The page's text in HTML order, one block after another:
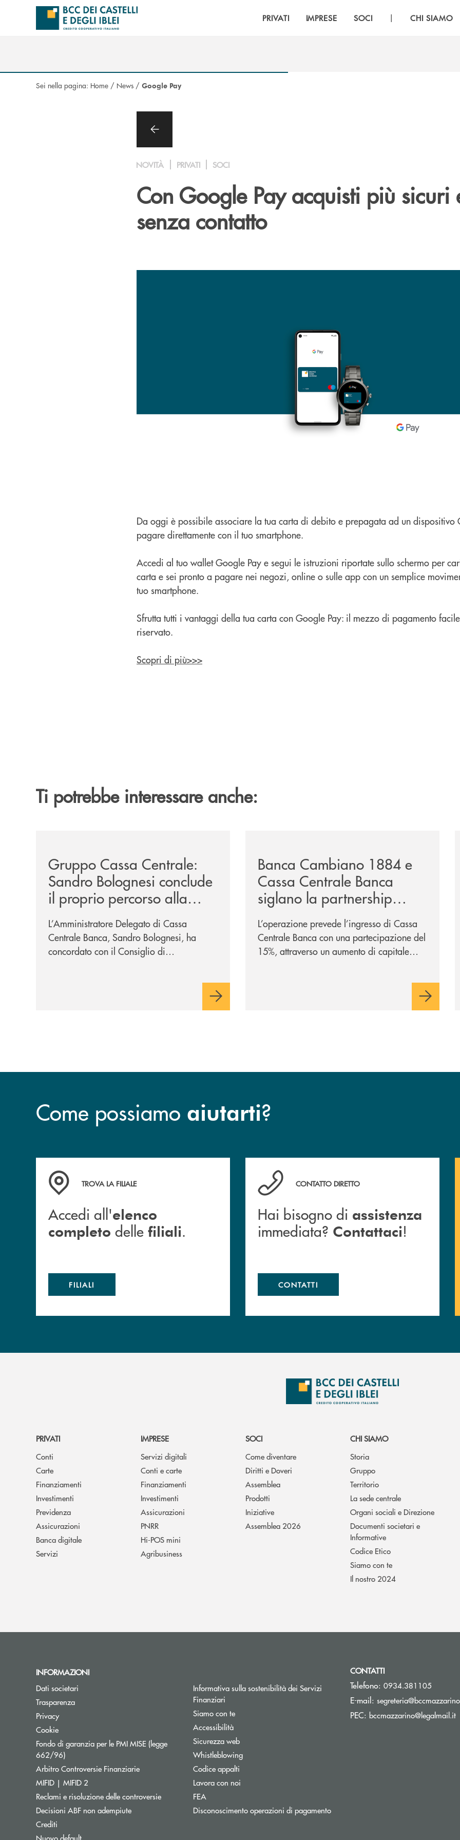
Salta al contenuto principale
PRIVATI IMPRESE SOCI | CHI SIAMO
Sei nella pagina: Home / News / Google Pay
NOVITÀ PRIVATI SOCI
Con Google Pay acquisti più sicuri
senza contatto
Da oggi è possibile associare la tua carta di debito e prepagata ad un dispositivo
pagare direttamente con il tuo smartphone.
Accedi al tuo wallet Google Pay e segui le istruzioni riportate sullo schermo per
carta e sei pronto a pagare nei negozi, online o sulle app con un semplice
tuo smartphone.
Sfrutta tutti i vantaggi della tua carta con Google Pay: il mezzo di pagamento
riservato.
Scopri di più>>>
Ti potrebbe interessare anche:
Gruppo Cassa Centrale:
Sandro Bolognesi conclude
il proprio percorso alla
guida del Gruppo Cassa
Centrale
L’Amministratore Delegato di Cassa
Centrale Banca, Sandro Bolognesi, ha
concordato con il Consiglio di
una dimensione di vertice nel panorama
Banca Cambiano 1884 e
Cassa Centrale Banca
siglano la partnership
strategica
L’operazione prevede l’ingresso di Cassa
Centrale Banca con una partecipazione del
15%, attraverso un aumento di capitale
sulla condivisione di valori comuni e sulla
prossimità ai territori, per ampliare l’offerta
Come possiamo aiutarti?
Accedi all' elenco completo delle filiali .
TROVA LA FILIALE
Accedi all'elenco
completo delle filiali.
FILIALI
Hai bisogno di assistenza immediata? Contattaci !
CONTATTO DIRETTO
Hai bisogno di assistenza
immediata? Contattaci!
CONTATTI
PRIVATI
Conti
Carte
Finanziamenti
Investimenti
Previdenza
Assicurazioni
Banca digitale
Servizi
IMPRESE
Servizi digitali
Conti e carte
Finanziamenti
Investimenti
Assicurazioni
PNRR
Hi-POS mini
Agribusiness
SOCI
Come diventare
Diritti e Doveri
Assemblea
Prodotti
Iniziative
Assemblea 2026
CHI SIAMO
Storia
Gruppo
Territorio
La sede centrale
Organi sociali e Direzione
Documenti societari e
Informative
Codice Etico
Siamo con te
Il nostro 2024
INFORMAZIONI
Dati societari
Trasparenza
Privacy
Cookie
Fondo di garanzia per le PMI MISE (legge
662/96)Apre una nuova finestra
Arbitro Controversie FinanziarieApre una nuova finestra
MIFID | MIFID 2
Reclami e risoluzione delle controversie
Decisioni ABF non adempiute
Crediti
Nuovo default
Informativa sulla sostenibilità dei Servizi
Finanziari
Siamo con te
Accessibilità
Sicurezza web
Whistleblowing
Codice appalti
Lavora con noi
FEA
Disconoscimento operazioni di pagamento
CONTATTI
Telefono: 0934.381105
E-mail:
PEC: bccmazzarino@legalmail.it